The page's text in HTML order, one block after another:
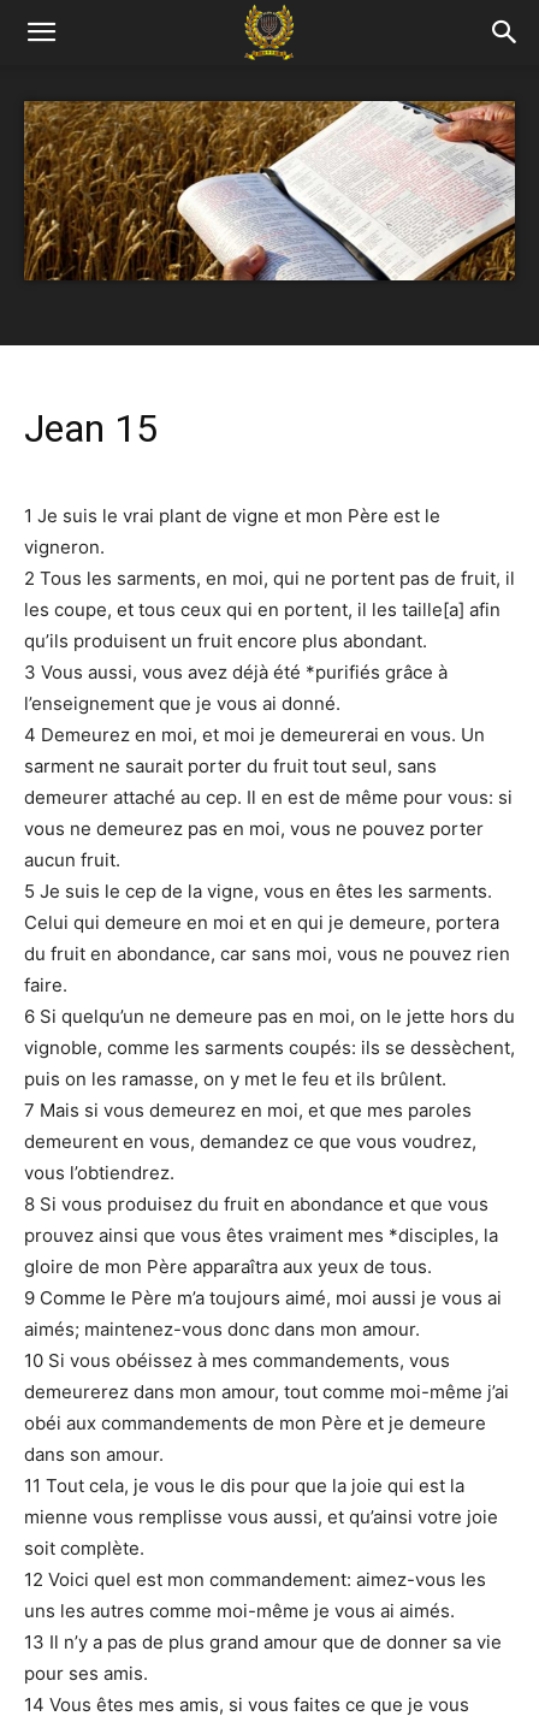
Jean 15
1 Je suis le vrai plant de vigne et mon Père est le
vigneron.
2 Tous les sarments, en moi, qui ne portent pas de fruit, il
les coupe, et tous ceux qui en portent, il les taille[a] afin
qu’ils produisent un fruit encore plus abondant.
3 Vous aussi, vous avez déjà été *purifiés grâce à
l’enseignement que je vous ai donné.
4 Demeurez en moi, et moi je demeurerai en vous. Un
sarment ne saurait porter du fruit tout seul, sans
demeurer attaché au cep. Il en est de même pour vous: si
vous ne demeurez pas en moi, vous ne pouvez porter
aucun fruit.
5 Je suis le cep de la vigne, vous en êtes les sarments.
Celui qui demeure en moi et en qui je demeure, portera
du fruit en abondance, car sans moi, vous ne pouvez rien
faire.
6 Si quelqu’un ne demeure pas en moi, on le jette hors du
vignoble, comme les sarments coupés: ils se dessèchent,
puis on les ramasse, on y met le feu et ils brûlent.
7 Mais si vous demeurez en moi, et que mes paroles
demeurent en vous, demandez ce que vous voudrez,
vous l’obtiendrez.
8 Si vous produisez du fruit en abondance et que vous
prouvez ainsi que vous êtes vraiment mes *disciples, la
gloire de mon Père apparaîtra aux yeux de tous.
9 Comme le Père m’a toujours aimé, moi aussi je vous ai
aimés; maintenez-vous donc dans mon amour.
10 Si vous obéissez à mes commandements, vous
demeurerez dans mon amour, tout comme moi-même j’ai
obéi aux commandements de mon Père et je demeure
dans son amour.
11 Tout cela, je vous le dis pour que la joie qui est la
mienne vous remplisse vous aussi, et qu’ainsi votre joie
soit complète.
12 Voici quel est mon commandement: aimez-vous les
uns les autres comme moi-même je vous ai aimés.
13 Il n’y a pas de plus grand amour que de donner sa vie
pour ses amis.
14 Vous êtes mes amis, si vous faites ce que je vous